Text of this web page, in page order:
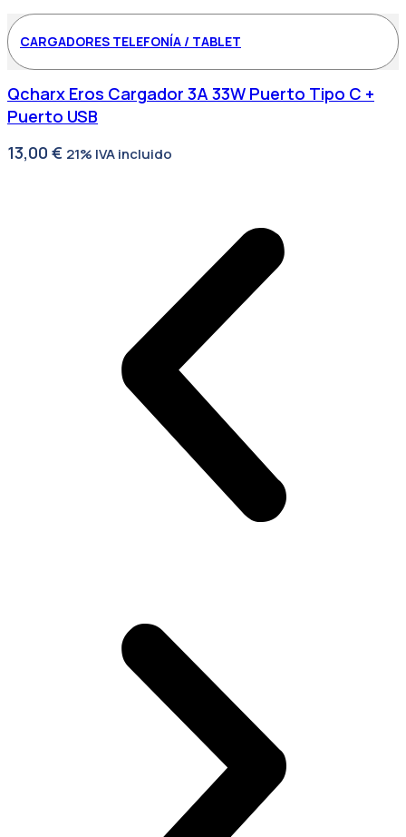
CARGADORES TELEFONÍA / TABLET
Qcharx Eros Cargador 3A 33W Puerto Tipo C +
Puerto USB
13,00 € 21% IVA incluido